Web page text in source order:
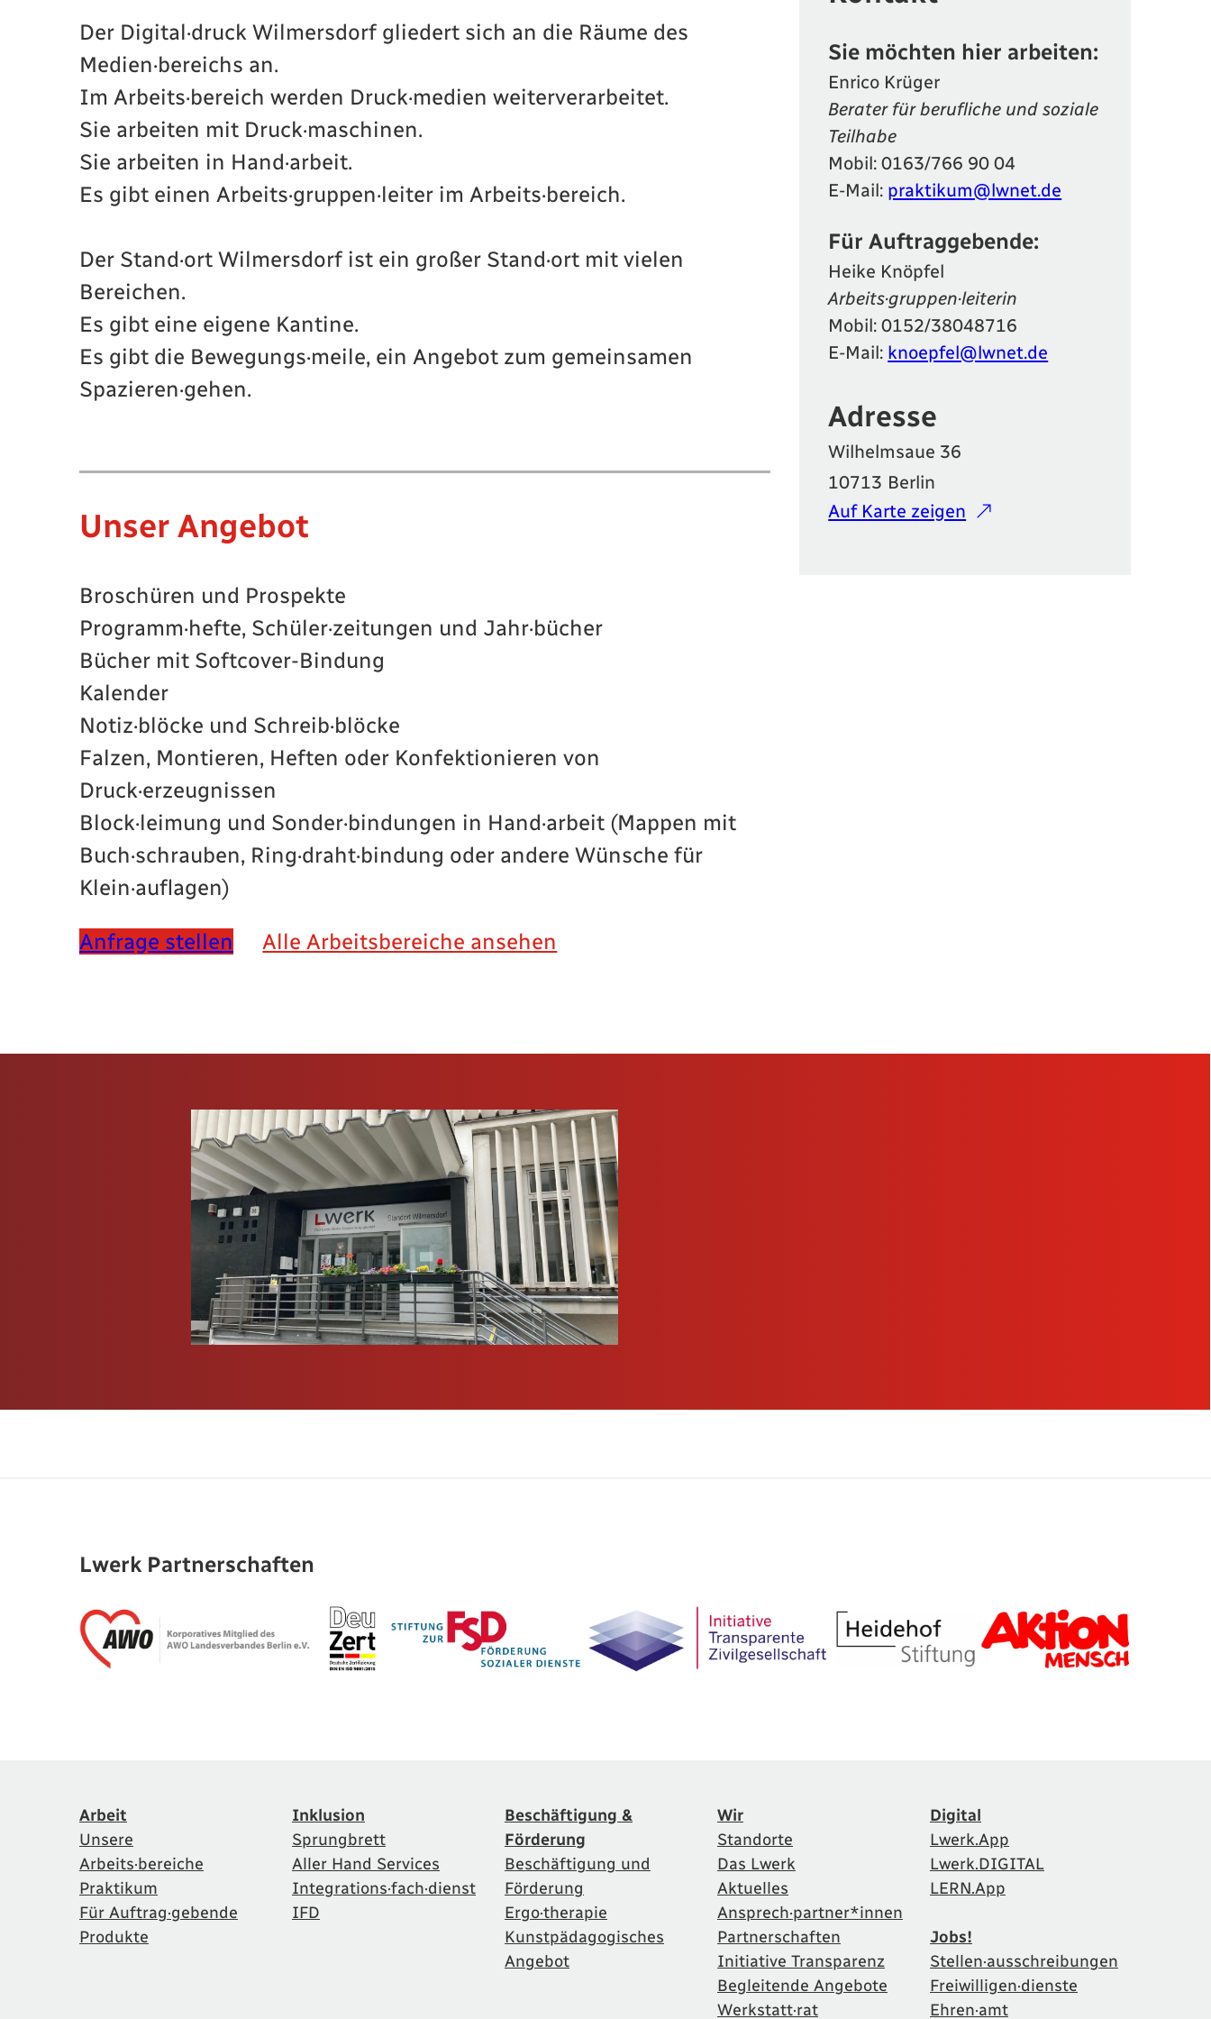
Der Digital·druck Wilmersdorf gliedert sich an die Räume des
Medien·bereichs an.
Im Arbeits·bereich werden Druck·medien weiterverarbeitet.
Sie arbeiten mit Druck·maschinen.
Sie arbeiten in Hand·arbeit.
Es gibt einen Arbeits·gruppen·leiter im Arbeits·bereich.
Der Stand·ort Wilmersdorf ist ein großer Stand·ort mit vielen
Bereichen.
Es gibt eine eigene Kantine.
Es gibt die Bewegungs·meile, ein Angebot zum gemeinsamen
Spazieren·gehen.
Unser Angebot
Broschüren und Prospekte
Programm·hefte, Schüler·zeitungen und Jahr·bücher
Bücher mit Softcover-Bindung
Kalender
Notiz·blöcke und Schreib·blöcke
Falzen, Montieren, Heften oder Konfektionieren von
Druck·erzeugnissen
Block·leimung und Sonder·bindungen in Hand·arbeit (Mappen mit
Buch·schrauben, Ring·draht·bindung oder andere Wünsche für
Klein·auflagen)
Anfrage stellen Alle Arbeitsbereiche ansehen
Sie möchten hier arbeiten:
Enrico Krüger
Berater für berufliche und soziale
Teilhabe
Mobil:0163/766 90 04
E-Mail: praktikum@lwnet.de
Für Auftraggebende:
Heike Knöpfel
Arbeits·gruppen·leiterin
Mobil:0152/38048716
E-Mail: knoepfel@lwnet.de
Adresse
Wilhelmsaue 36
10713 Berlin
Auf Karte zeigen
Lwerk Partnerschaften
Arbeit
Unsere
Arbeits·bereiche
Praktikum
Für Auftrag·gebende
Produkte
Inklusion
Sprungbrett
Aller Hand Services
Integrations·fach·dienst
IFD
Beschäftigung &
Förderung
Beschäftigung und
Förderung
Ergo·therapie
Kunstpädagogisches
Angebot
Wir
Standorte
Das Lwerk
Aktuelles
Ansprech·partner*innen
Partnerschaften
Initiative Transparenz
Begleitende Angebote
Werkstatt·rat
Digital
Lwerk.App
Lwerk.DIGITAL
LERN.App
Jobs!
Stellen·ausschreibungen
Freiwilligen·dienste
Ehren·amt